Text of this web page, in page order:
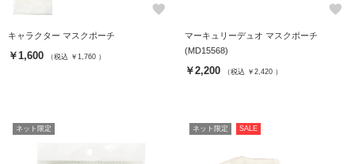
favorite
キャラクター マスクポーチ
￥1,600 （税込 ￥1,760 ）
favorite
マーキュリーデュオ マスクポーチ
(MD15568)
￥2,200 （税込 ￥2,420 ）
ネット限定 ネット限定 SALE